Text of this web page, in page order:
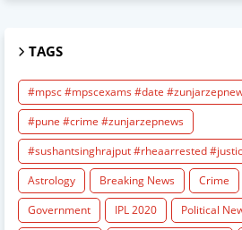
TAGS
#mpsc #mpscexams #date
#pune #crime #zunjarzepnews
#sushantsinghrajput #rheaarrested
Astrology
Breaking News Crime
Government
IPL 2020 Political